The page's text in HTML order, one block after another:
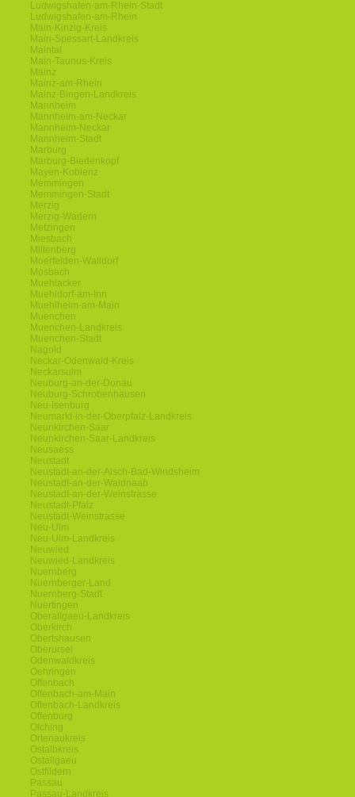
Ludwigshafen-am-Rhein-Stadt
Ludwigshafen-am-Rhein
Main-Kinzig-Kreis
Main-Spessart-Landkreis
Maintal
Main-Taunus-Kreis
Mainz
Mainz-am-Rhein
Mainz-Bingen-Landkreis
Mannheim
Mannheim-am-Neckar
Mannheim-Neckar
Mannheim-Stadt
Marburg
Marburg-Biedenkopf
Mayen-Koblenz
Memmingen
Memmingen-Stadt
Merzig
Merzig-Wadern
Metzingen
Miesbach
Miltenberg
Moerfelden-Walldorf
Mosbach
Muehlacker
Muehldorf-am-Inn
Muehlheim-am-Main
Muenchen
Muenchen-Landkreis
Muenchen-Stadt
Nagold
Neckar-Odenwald-Kreis
Neckarsulm
Neuburg-an-der-Donau
Neuburg-Schrobenhausen
Neu-Isenburg
Neumarkt-in-der-Oberpfalz-Landkreis
Neunkirchen-Saar
Neunkirchen-Saar-Landkreis
Neusaess
Neustadt
Neustadt-an-der-Aisch-Bad-Windsheim
Neustadt-an-der-Waldnaab
Neustadt-an-der-Weinstrasse
Neustadt-Pfalz
Neustadt-Weinstrasse
Neu-Ulm
Neu-Ulm-Landkreis
Neuwied
Neuwied-Landkreis
Nuernberg
Nuernberger-Land
Nuernberg-Stadt
Nuertingen
Oberallgaeu-Landkreis
Oberkirch
Obertshausen
Oberursel
Odenwaldkreis
Oehringen
Offenbach
Offenbach-am-Main
Offenbach-Landkreis
Offenburg
Olching
Ortenaukreis
Ostalbkreis
Ostallgaeu
Ostfildern
Passau
Passau-Landkreis